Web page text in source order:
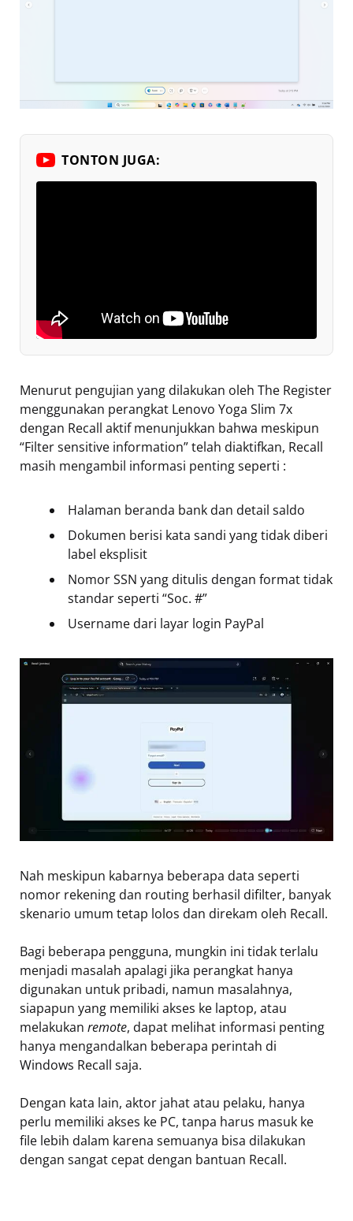
TONTON JUGA:
Menurut pengujian yang dilakukan oleh The Register
menggunakan perangkat Lenovo Yoga Slim 7x
dengan Recall aktif menunjukkan bahwa meskipun
“Filter sensitive information” telah diaktifkan, Recall
masih mengambil informasi penting seperti :
Halaman beranda bank dan detail saldo
Dokumen berisi kata sandi yang tidak diberi
label eksplisit
Nomor SSN yang ditulis dengan format tidak
standar seperti “Soc. #”
Username dari layar login PayPal
Nah meskipun kabarnya beberapa data seperti
nomor rekening dan routing berhasil difilter, banyak
skenario umum tetap lolos dan direkam oleh Recall.
Bagi beberapa pengguna, mungkin ini tidak terlalu
menjadi masalah apalagi jika perangkat hanya
digunakan untuk pribadi, namun masalahnya,
siapapun yang memiliki akses ke laptop, atau
melakukan remote, dapat melihat informasi penting
hanya mengandalkan beberapa perintah di
Windows Recall saja.
Dengan kata lain, aktor jahat atau pelaku, hanya
perlu memiliki akses ke PC, tanpa harus masuk ke
file lebih dalam karena semuanya bisa dilakukan
dengan sangat cepat dengan bantuan Recall.